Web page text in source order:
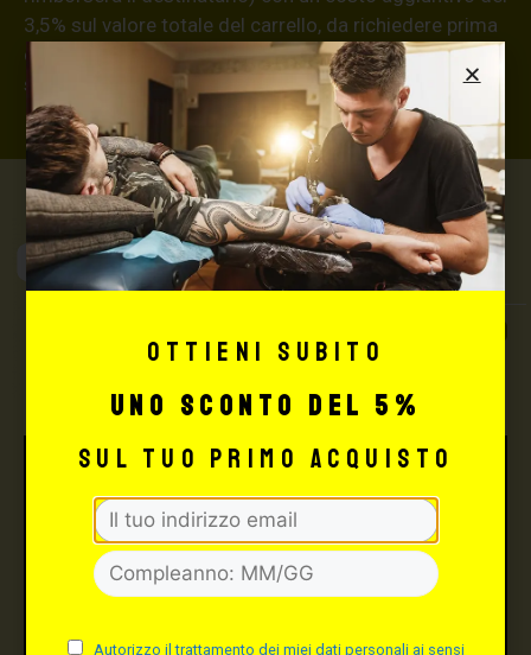
3,5% sul valore totale del carrello, da richiedere prima
di concludere il pagamento al seguente indirizzo:
shop@maxsignorello.it
Max Signorello
Tattoo Supply
TUTTO PER IL TUO
TATTOO STUDIO
Ottieni subito
uno sconto del 5%
sul tuo primo acquisto
Autorizzo il trattamento dei miei dati personali ai sensi